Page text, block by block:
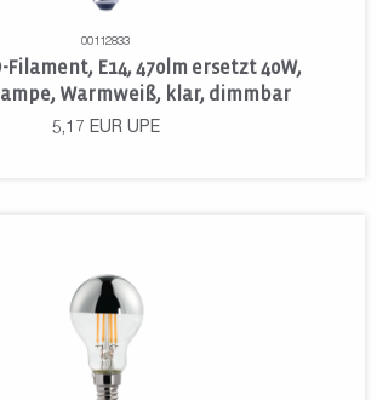
00112833
Filament, E14, 470lm ersetzt 40W,
Warmweiß, klar, dimmbar
5,17 EUR UPE